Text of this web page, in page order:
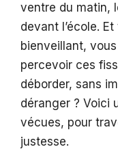
ventre du matin,
devant l’école.
bienveillant,
percevoir ces
déborder, sans
déranger ? Voici
vécues, pour
justesse.